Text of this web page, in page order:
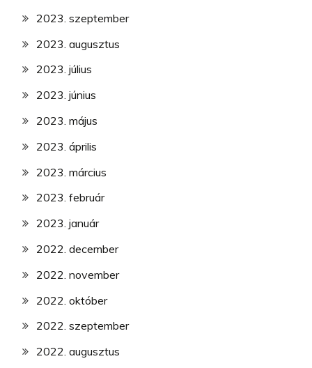
2023. szeptember
2023. augusztus
2023. július
2023. június
2023. május
2023. április
2023. március
2023. február
2023. január
2022. december
2022. november
2022. október
2022. szeptember
2022. augusztus